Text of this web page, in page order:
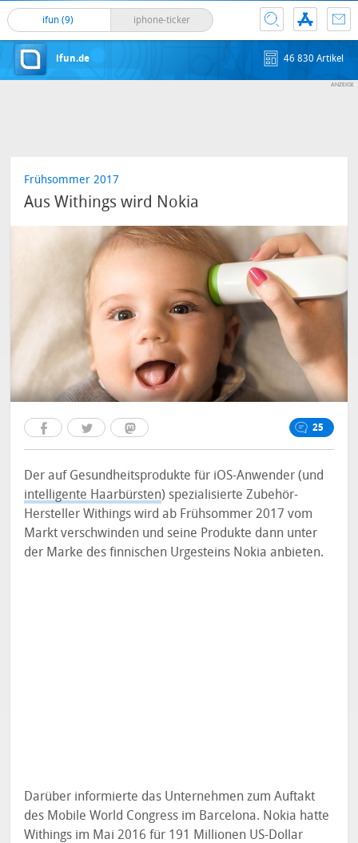
ifun (9) iphone-ticker
ifun.de 46 830 Artikel
Frühsommer 2017
Aus Withings wird Nokia
25
Der auf Gesundheitsprodukte für iOS-Anwender (und
intelligente Haarbürsten) spezialisierte Zubehör-
Hersteller Withings wird ab Frühsommer 2017 vom
Markt verschwinden und seine Produkte dann unter
der Marke des finnischen Urgesteins Nokia anbieten.
Darüber informierte das Unternehmen zum Auftakt
des Mobile World Congress im Barcelona. Nokia hatte
Withings im Mai 2016 für 191 Millionen US-Dollar